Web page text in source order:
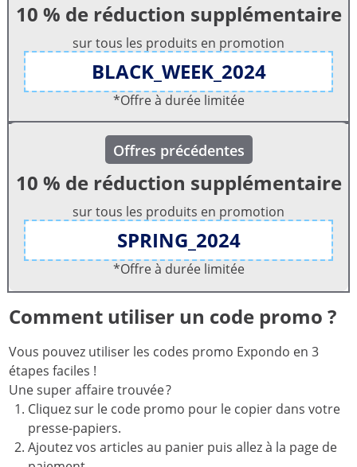
10 % de réduction supplémentaire
sur tous les produits en promotion
BLACK_WEEK_2024
*Offre à durée limitée
Offres précédentes
10 % de réduction supplémentaire
sur tous les produits en promotion
SPRING_2024
*Offre à durée limitée
Comment utiliser un code promo ?
Vous pouvez utiliser les codes promo Expondo en 3
étapes faciles !
Une super affaire trouvée ?
Cliquez sur le code promo pour le copier dans votre
presse-papiers.
Ajoutez vos articles au panier puis allez à la page de